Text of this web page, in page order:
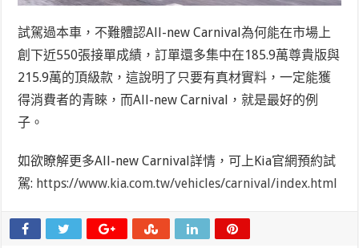
試駕過本車，不難體認All-new Carnival為何能在市場上
創下近550張接單成績，訂單還多集中在185.9萬尊貴版與
215.9萬的頂級款，這說明了只要有真材實料，一定能獲
得消費者的青睞，而All-new Carnival，就是最好的例
子。
如欲瞭解更多All-new Carnival詳情，可上Kia官網預約試
駕: https://www.kia.com.tw/vehicles/carnival/index.html